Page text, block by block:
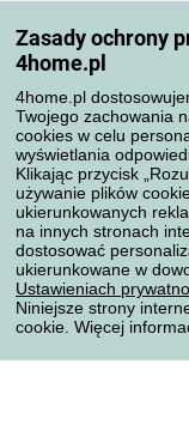
Zasady ochrony
4home.pl
4home.pl
Twojego zachowania
cookies w celu
wyświetlania
Klikając przycisk
używanie plików
ukierunkowanych
na innych stronach
dostosować
ukierunkowane w
Ustawieniach
Niniejsze strony
cookie. Więcej
Zasady przetwarzania
Sposoby
Metody
Niezawodny